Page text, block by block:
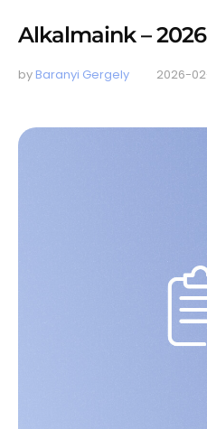
Alkalmaink –
by Baranyi Gergely 2026-